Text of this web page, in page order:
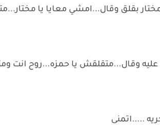
بقلق وقال...امشي معايا يا
عليه وقال...متقلقش يا حمزه...روح انت
.....اتمنى